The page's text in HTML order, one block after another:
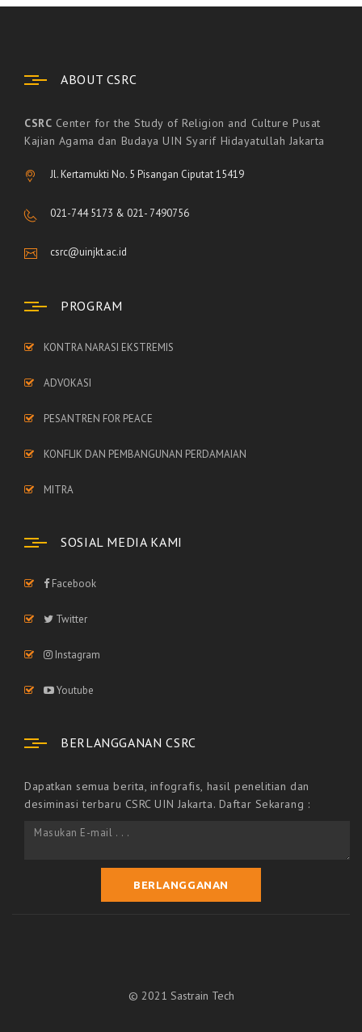
ABOUT CSRC
CSRC Center for the Study of Religion and Culture Pusat
Kajian Agama dan Budaya UIN Syarif Hidayatullah Jakarta
Jl. Kertamukti No. 5 Pisangan Ciputat 15419
021-744 5173 & 021- 7490756
csrc@uinjkt.ac.id
PROGRAM
KONTRA NARASI EKSTREMIS
ADVOKASI
PESANTREN FOR PEACE
KONFLIK DAN PEMBANGUNAN PERDAMAIAN
MITRA
SOSIAL MEDIA KAMI
Facebook
Twitter
Instagram
Youtube
BERLANGGANAN CSRC
Dapatkan semua berita, infografis, hasil penelitian dan
desiminasi terbaru CSRC UIN Jakarta. Daftar Sekarang :
© 2021 Sastrain Tech